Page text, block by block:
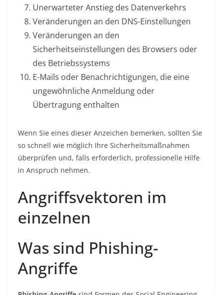
Unerwarteter Anstieg des Datenverkehrs
Veränderungen an den DNS-Einstellungen
Veränderungen an den
Sicherheitseinstellungen des Browsers oder
des Betriebssystems
E-Mails oder Benachrichtigungen, die eine
ungewöhnliche Anmeldung oder
Übertragung enthalten
Wenn Sie eines dieser Anzeichen bemerken, sollten Sie
so schnell wie möglich Ihre Sicherheitsmaßnahmen
überprüfen und, falls erforderlich, professionelle Hilfe
in Anspruch nehmen.
Angriffsvektoren im
einzelnen
Was sind Phishing-
Angriffe